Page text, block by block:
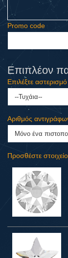
Promo code
Επιπλέον
Επιλέξτε αστερισμό
Αριθμός
Προσθέστε στοιχείο